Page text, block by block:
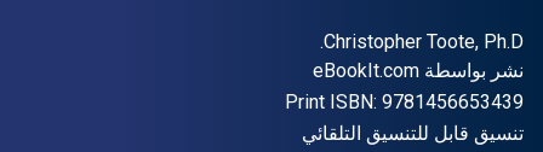
المؤلف (المؤلفون)
Christopher Toote, Ph.D.
الناشر
نشر بواسطة eBookIt.com
Print ISBN: 9781456653439
شكل
تنسيق قابل للتنسيق التلقائي